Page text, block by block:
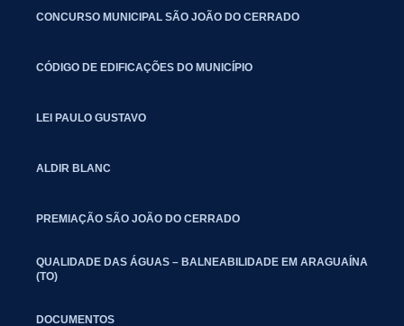
CONCURSO MUNICIPAL SÃO JOÃO DO CERRADO
CÓDIGO DE EDIFICAÇÕES DO MUNICÍPIO
LEI PAULO GUSTAVO
ALDIR BLANC
PREMIAÇÃO SÃO JOÃO DO CERRADO
QUALIDADE DAS ÁGUAS – BALNEABILIDADE EM ARAGUAÍNA
(TO)
DOCUMENTOS